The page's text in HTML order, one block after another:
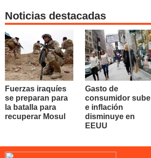
Noticias destacadas
Fuerzas iraquíes
se preparan para
la batalla para
recuperar Mosul
Gasto de
consumidor sube
e inflación
disminuye en
EEUU